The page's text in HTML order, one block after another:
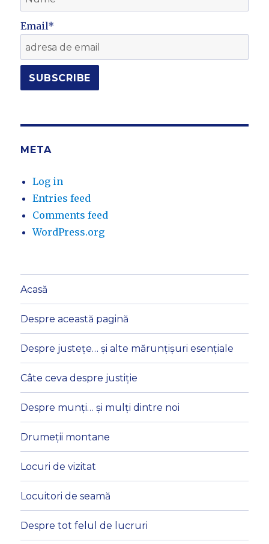
Email*
META
Log in
Entries feed
Comments feed
WordPress.org
Acasă
Despre această pagină
Despre justețe… și alte mărunțișuri esențiale
Câte ceva despre justiție
Despre munți… și mulți dintre noi
Drumeții montane
Locuri de vizitat
Locuitori de seamă
Despre tot felul de lucruri